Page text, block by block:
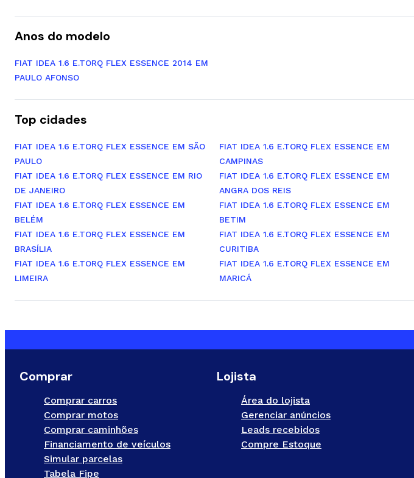
Anos do modelo
FIAT IDEA 1.6 E.TORQ FLEX ESSENCE 2014 EM
PAULO AFONSO
Top cidades
FIAT IDEA 1.6 E.TORQ FLEX ESSENCE EM SÃO
PAULO
FIAT IDEA 1.6 E.TORQ FLEX ESSENCE EM
CAMPINAS
FIAT IDEA 1.6 E.TORQ FLEX ESSENCE EM RIO
DE JANEIRO
FIAT IDEA 1.6 E.TORQ FLEX ESSENCE EM
ANGRA DOS REIS
FIAT IDEA 1.6 E.TORQ FLEX ESSENCE EM
BELÉM
FIAT IDEA 1.6 E.TORQ FLEX ESSENCE EM
BETIM
FIAT IDEA 1.6 E.TORQ FLEX ESSENCE EM
BRASÍLIA
FIAT IDEA 1.6 E.TORQ FLEX ESSENCE EM
CURITIBA
FIAT IDEA 1.6 E.TORQ FLEX ESSENCE EM
LIMEIRA
FIAT IDEA 1.6 E.TORQ FLEX ESSENCE EM
MARICÁ
Comprar
Comprar carros
Comprar motos
Comprar caminhões
Financiamento de veículos
Simular parcelas
Tabela Fipe
Lojista
Área do lojista
Gerenciar anúncios
Leads recebidos
Compre Estoque